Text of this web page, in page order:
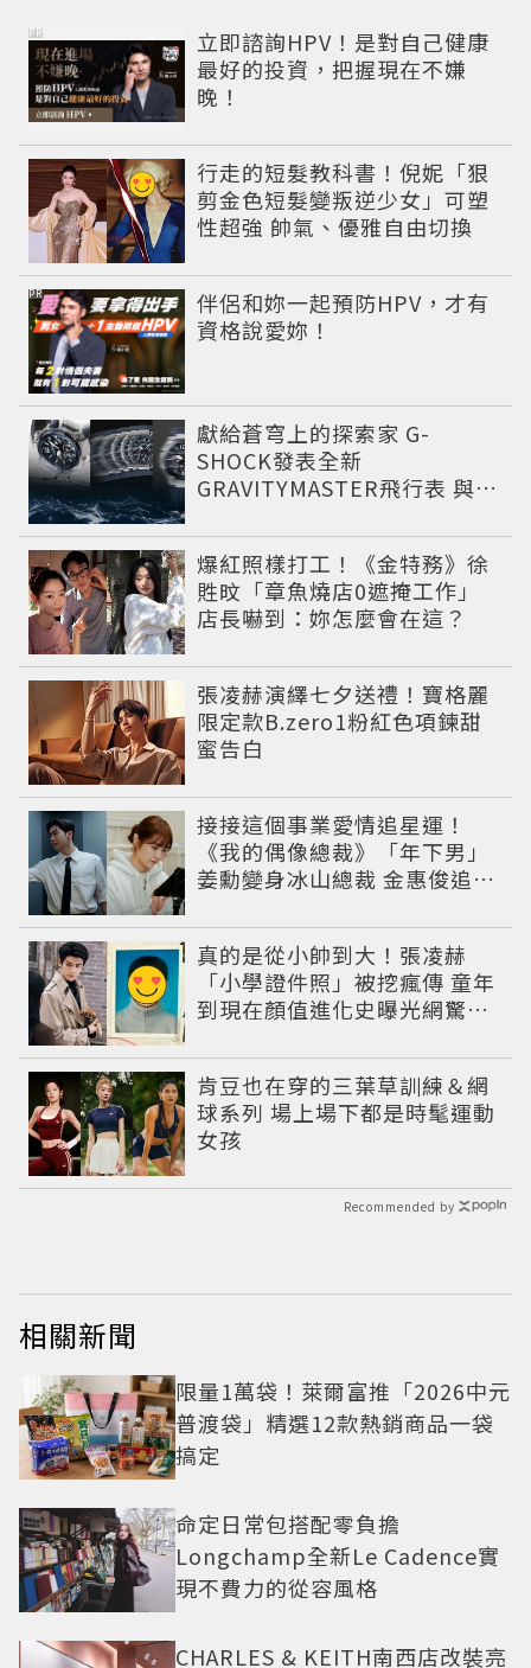
立即諮詢HPV！是對自己健康
最好的投資，把握現在不嫌
晚！
PR
行走的短髮教科書！倪妮「狠
剪金色短髮變叛逆少女」可塑
性超強 帥氣、優雅自由切換
伴侶和妳一起預防HPV，才有
資格說愛妳！
PR
獻給蒼穹上的探索家 G-
SHOCK發表全新
GRAVITYMASTER飛行表 與天
爆紅照樣打工！《金特務》徐
貹旼「章魚燒店0遮掩工作」
店長嚇到：妳怎麼會在這？
張凌赫演繹七夕送禮！寶格麗
限定款B.zero1粉紅色項鍊甜
蜜告白
接接這個事業愛情追星運！
《我的偶像總裁》「年下男」
姜勳變身冰山總裁 金惠俊追星
真的是從小帥到大！張凌赫
「小學證件照」被挖瘋傳 童年
到現在顏值進化史曝光網驚：
肯豆也在穿的三葉草訓練＆網
球系列 場上場下都是時髦運動
女孩
Recommended by
相關新聞
限量1萬袋！萊爾富推「2026中元
普渡袋」精選12款熱銷商品一袋
搞定
命定日常包搭配零負擔
Longchamp全新Le Cadence實
現不費力的從容風格
CHARLES & KEITH南西店改裝亮